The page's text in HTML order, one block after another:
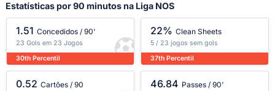
Estatísticas por 90 minutos na Liga NOS
1.51 Concedidos / 90'
23 Gols em 23 Jogos
30th Percentil
22% Clean Sheets
5 / 23 jogos sem gols
37th Percentil
0.52 Cartões / 90 46.84 Passes / 90'